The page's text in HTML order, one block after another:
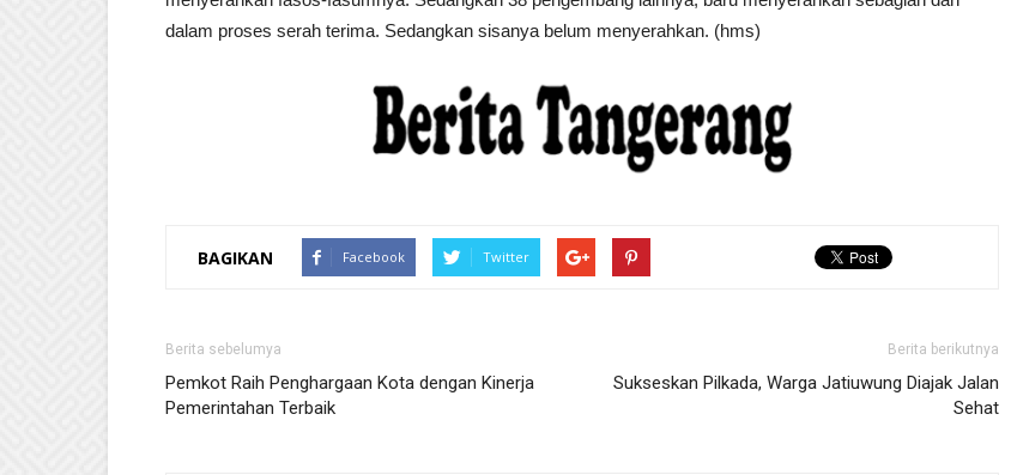
dalam proses serah terima. Sedangkan sisanya belum menyerahkan. (hms)
BAGIKAN Facebook Twitter
Berita sebelumya
Pemkot Raih Penghargaan Kota dengan Kinerja
Pemerintahan Terbaik
Berita berikutnya
Sukseskan Pilkada, Warga Jatiuwung Diajak Jalan
Sehat